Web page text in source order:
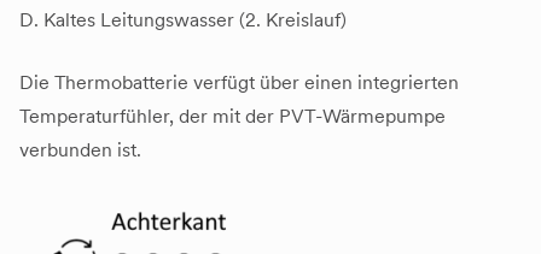
D. Kaltes Leitungswasser (2. Kreislauf)
Die Thermobatterie verfügt über einen integrierten
Temperaturfühler, der mit der PVT-Wärmepumpe
verbunden ist.